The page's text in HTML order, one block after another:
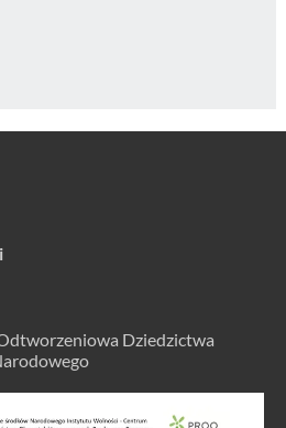
Dziedzictwa